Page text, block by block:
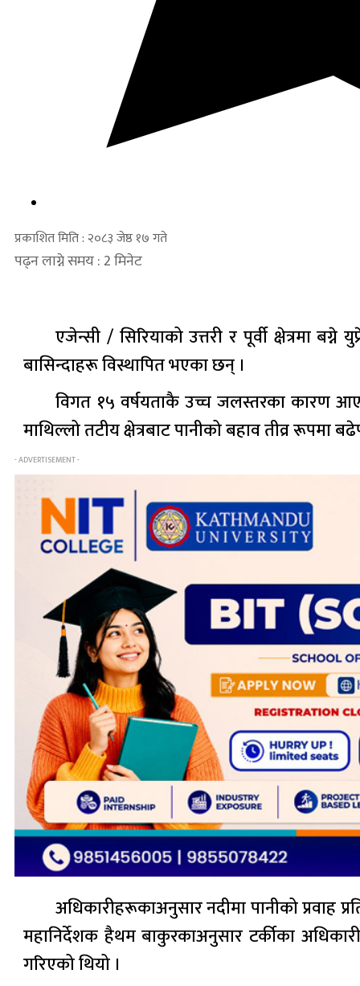
प्रकाशित मिति : २०८३ जेष्ठ १७ गते
पढ्न लाग्ने समय : 2 मिनेट
एजेन्सी / सिरियाको उत्तरी र पूर्वी क्षेत्रमा
बासिन्दाहरू विस्थापित भएका छन् ।
विगत १५ वर्षयताकै उच्च जलस्तरका कारण
माथिल्लो तटीय क्षेत्रबाट पानीको बहाव तीव्र
- ADVERTISEMENT -
अधिकारीहरूकाअनुसार नदीमा पानीको प्रवाह
महानिर्देशक हैथम बाकुरकाअनुसार टर्कीका
गरिएको थियो ।